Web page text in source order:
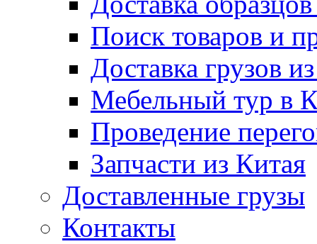
Поиск товаров и
Доставка грузов
Мебельный тур в
Проведение
Запчасти из Китая
Доставленные грузы
Контакты